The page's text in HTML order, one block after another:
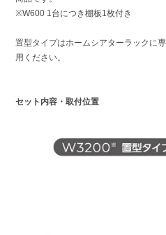
※W600 1台につき棚板1枚付き
置型タイプはホームシアターラックに
用ください。
セット内容・取付位置